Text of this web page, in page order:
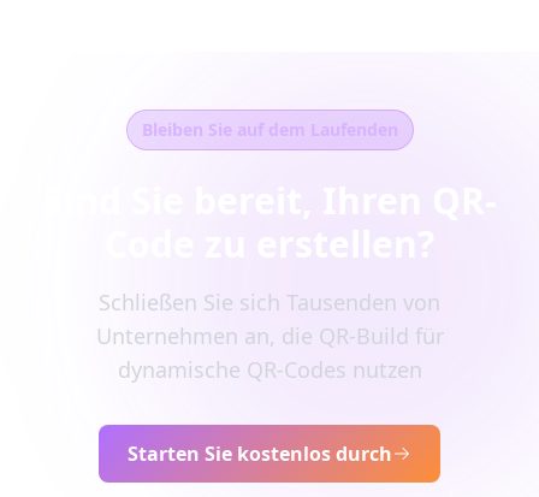
Bleiben Sie auf dem Laufenden
Schließen Sie sich Tausenden von
Unternehmen an, die QR-Build für
dynamische QR-Codes nutzen
Starten Sie kostenlos durch